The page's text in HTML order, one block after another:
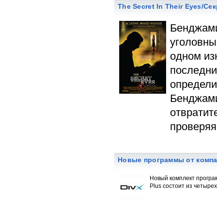
The Secret In Their Eyes/
одном
Новые программы от
Новый комплект
Plus состоит из